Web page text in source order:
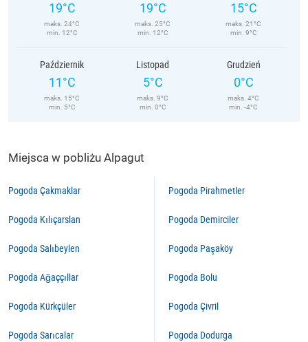
19°C
maks. 24°C
min. 12°C
19°C
maks. 25°C
min. 12°C
15°C
maks. 21°C
min. 9°C
Październik
11°C
maks. 15°C
min. 5°C
Listopad
5°C
maks. 9°C
min. 0°C
Grudzień
0°C
maks. 4°C
min. -4°C
Miejsca w pobliżu Alpagut
Pogoda Çakmaklar
Pogoda Kılıçarslan
Pogoda Salıbeylen
Pogoda Ağaççıllar
Pogoda Kürkçüler
Pogoda Sarıcalar
Pogoda Pirahmetler
Pogoda Demirciler
Pogoda Paşaköy
Pogoda Bolu
Pogoda Çivril
Pogoda Dodurga